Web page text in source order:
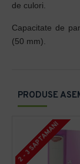
PRODUSE
2 - 3 SAPTAMANI
de culori.
Capacitate de
(50 mm).